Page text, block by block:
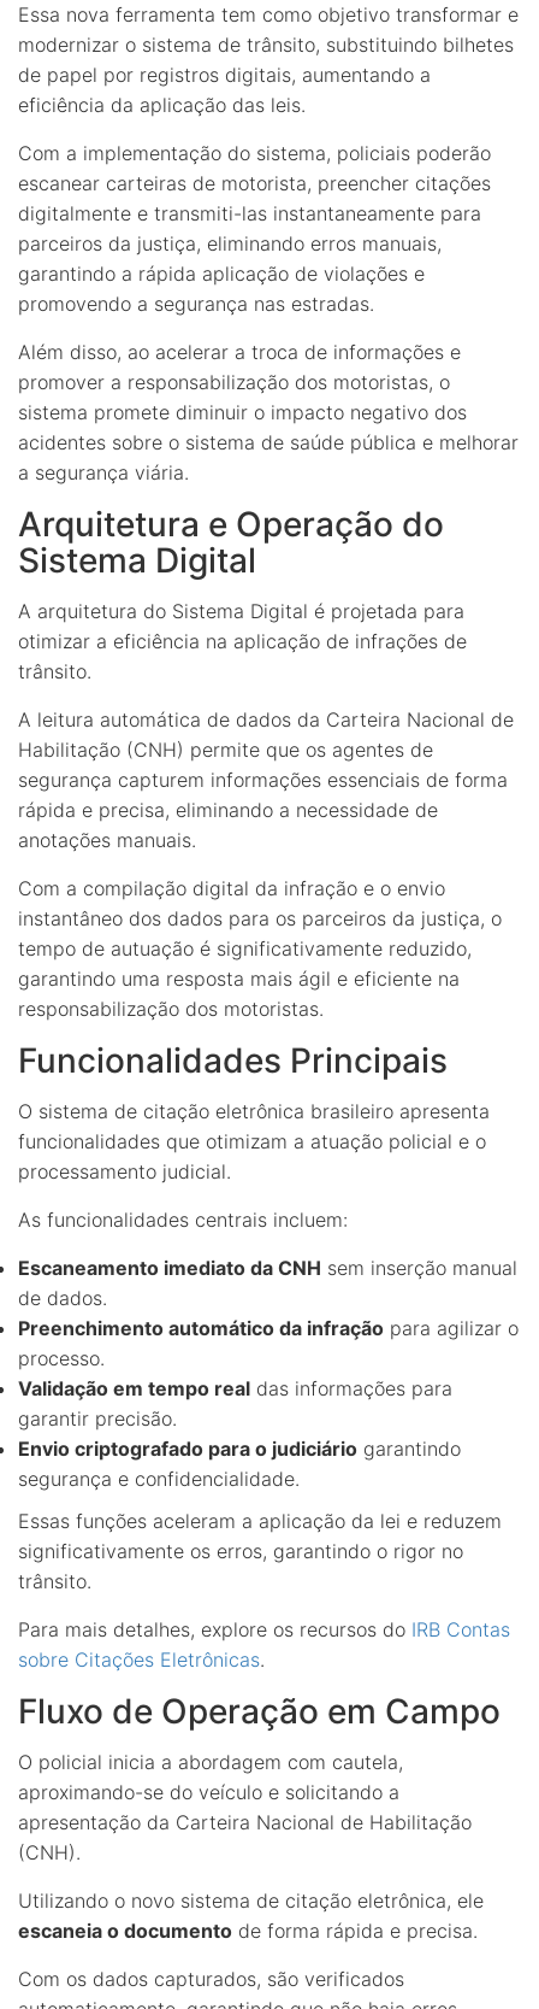
Essa nova ferramenta tem como objetivo transformar e
modernizar o sistema de trânsito, substituindo bilhetes
de papel por registros digitais, aumentando a
eficiência da aplicação das leis.
Com a implementação do sistema, policiais poderão
escanear carteiras de motorista, preencher citações
digitalmente e transmiti-las instantaneamente para
parceiros da justiça, eliminando erros manuais,
garantindo a rápida aplicação de violações e
promovendo a segurança nas estradas.
Além disso, ao acelerar a troca de informações e
promover a responsabilização dos motoristas, o
sistema promete diminuir o impacto negativo dos
acidentes sobre o sistema de saúde pública e melhorar
a segurança viária.
Arquitetura e Operação do
Sistema Digital
A arquitetura do Sistema Digital é projetada para
otimizar a eficiência na aplicação de infrações de
trânsito.
A leitura automática de dados da Carteira Nacional de
Habilitação (CNH) permite que os agentes de
segurança capturem informações essenciais de forma
rápida e precisa, eliminando a necessidade de
anotações manuais.
Com a compilação digital da infração e o envio
instantâneo dos dados para os parceiros da justiça, o
tempo de autuação é significativamente reduzido,
garantindo uma resposta mais ágil e eficiente na
responsabilização dos motoristas.
Funcionalidades Principais
O sistema de citação eletrônica brasileiro apresenta
funcionalidades que otimizam a atuação policial e o
processamento judicial.
As funcionalidades centrais incluem:
Escaneamento imediato da CNH sem inserção manual
de dados.
Preenchimento automático da infração para agilizar o
processo.
Validação em tempo real das informações para
garantir precisão.
Envio criptografado para o judiciário garantindo
segurança e confidencialidade.
Essas funções aceleram a aplicação da lei e reduzem
significativamente os erros, garantindo o rigor no
trânsito.
Para mais detalhes, explore os recursos do IRB Contas
sobre Citações Eletrônicas.
Fluxo de Operação em Campo
O policial inicia a abordagem com cautela,
aproximando-se do veículo e solicitando a
apresentação da Carteira Nacional de Habilitação
(CNH).
Utilizando o novo sistema de citação eletrônica, ele
escaneia o documento de forma rápida e precisa.
Com os dados capturados, são verificados